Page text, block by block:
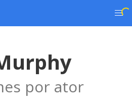
por ator